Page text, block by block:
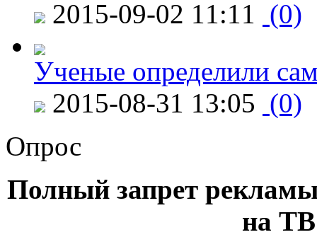
2015-09-02 11:11 (0)
Ученые определили
2015-08-31 13:05 (0)
Опрос
Полный запрет
на ТВ